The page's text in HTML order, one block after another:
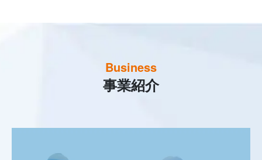
Business
事業紹介